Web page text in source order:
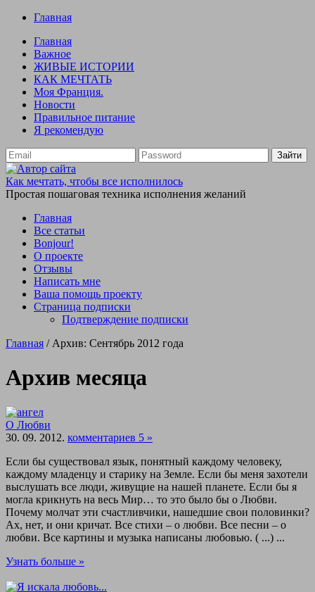
Главная
Главная
Важное
ЖИВЫЕ ИСТОРИИ
КАК МЕЧТАТЬ
Моя Франция.
Новости
Правильное питание
Я рекомендую
Зайти
Как мечтать, чтобы все исполнилось
Простая пошаговая техника исполнения желаний
Главная
Все статьи
Bonjour!
О проекте
Отзывы
Написать мне
Ваша помощь проекту
Страница подписки
Подтверждение подписки
Главная / Архив: Сентябрь 2012 года
Архив месяца
О Любви
30. 09. 2012. комментариев 5 »
Если бы существовал язык, понятный каждому человеку,
каждому младенцу и старику на Земле. Если бы меня захотели
выслушать все люди, живущие на нашей планете. Если бы я
могла крикнуть на весь Мир… то это было бы о Любви.
Почему молчат эти счастливчики, нашедшие свои половинки?
Ах, нет, и они кричат. Все стихи – о любви. Все песни – о
любви. Все картины и музыка написаны любовью. ( ...) ...
Узнать больше »